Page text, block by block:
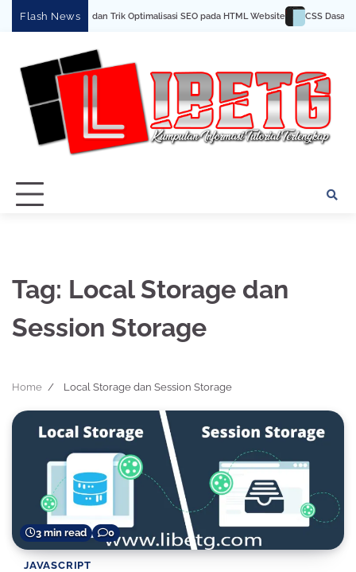
Flash NewsTips dan Trik Optimalisasi SEO pada HTML Website CSS Dasar:
Tag: Local Storage dan
Session Storage
Home Local Storage dan Session Storage
3 min read 0
JAVASCRIPT